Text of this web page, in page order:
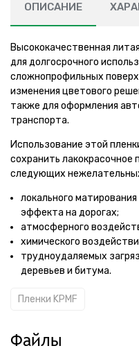
ОПИСАНИЕ
Высококачественная
для долгосрочного
сложнопрофильных
изменения цветового
также для оформления
транспорта.
Использование этой
сохранить лакокрасочное
следующих
локального
эффекта на дорогах;
атмосферного
химического
трудноудаляемых
деревьев и битума.
Пленки KPMF
Файлы